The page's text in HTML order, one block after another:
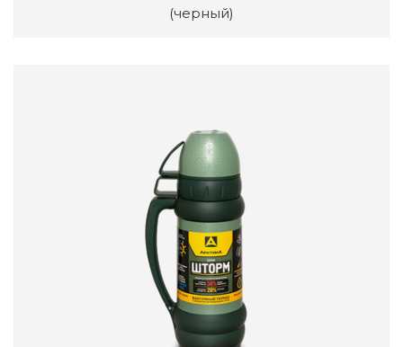
(черный)